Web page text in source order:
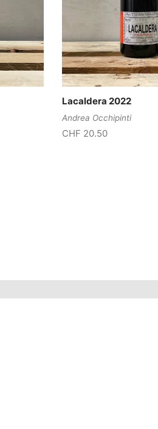
Lacaldera 2022
Andrea Occhipinti
CHF 20.50